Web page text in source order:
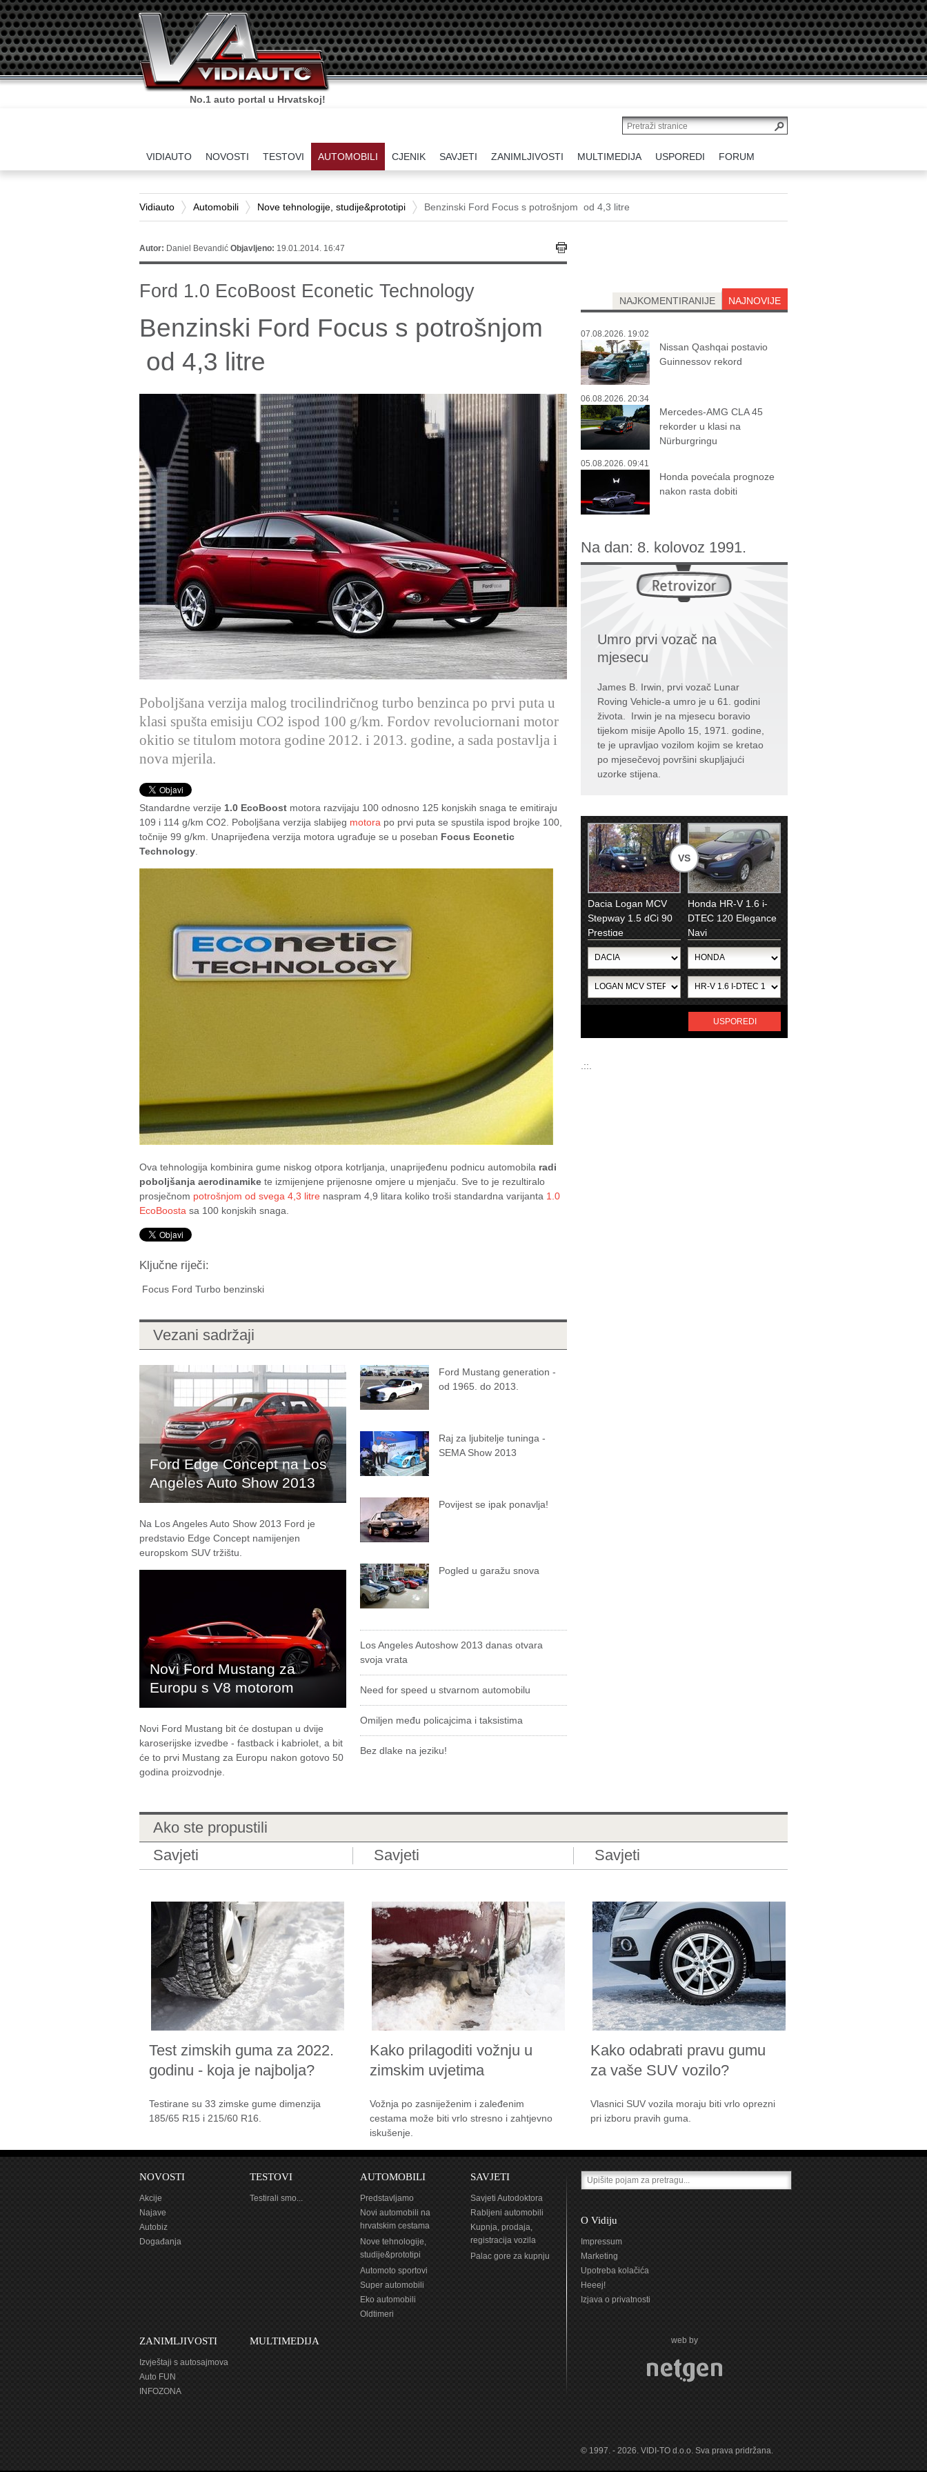
No.1 auto portal u Hrvatskoj!
VIDIAUTO NOVOSTI TESTOVI AUTOMOBILI CJENIK SAVJETI ZANIMLJIVOSTI MULTIMEDIJA USPOREDI FORUM
Vidiauto Automobili Nove tehnologije, studije&prototipi Benzinski Ford Focus s potrošnjom od 4,3 litre
Autor: Daniel Bevandić Objavljeno: 19.01.2014. 16:47
Ford 1.0 EcoBoost Econetic Technology
Benzinski Ford Focus s potrošnjom
od 4,3 litre
Poboljšana verzija malog trocilindričnog turbo benzinca po prvi puta u
klasi spušta emisiju CO2 ispod 100 g/km. Fordov revoluciornani motor
okitio se titulom motora godine 2012. i 2013. godine, a sada postavlja i
nova mjerila.
Standardne verzije 1.0 EcoBoost motora razvijaju 100 odnosno 125 konjskih snaga te emitiraju
109 i 114 g/km CO2. Poboljšana verzija slabijeg motora po prvi puta se spustila ispod brojke 100,
točnije 99 g/km. Unaprijeđena verzija motora ugrađuje se u poseban Focus Econetic
Technology
Ova tehnologija kombinira gume niskog otpora kotrljanja, unaprijeđenu podnicu automobila radi
poboljšanja aerodinamike te izmijenjene prijenosne omjere u mjenjaču. Sve to je rezultiralo
prosječnom potrošnjom od svega 4,3 litre naspram 4,9 litara koliko troši standardna varijanta 1.0
EcoBoosta sa 100 konjskih snaga.
Ključne riječi:
Focus Ford Turbo benzinski
Vezani sadržaji
Ford Edge Concept na Los
Angeles Auto Show 2013
Na Los Angeles Auto Show 2013 Ford je
predstavio Edge Concept namijenjen
europskom SUV tržištu.
Novi Ford Mustang za
Europu s V8 motorom
Novi Ford Mustang bit će dostupan u dvije
karoserijske izvedbe - fastback i kabriolet, a bit
će to prvi Mustang za Europu nakon gotovo 50
godina proizvodnje.
Ford Mustang generation -
od 1965. do 2013.
Raj za ljubitelje tuninga -
SEMA Show 2013
Povijest se ipak ponavlja!
Pogled u garažu snova
Los Angeles Autoshow 2013 danas otvara
svoja vrata
Need for speed u stvarnom automobilu
Omiljen među policajcima i taksistima
Bez dlake na jeziku!
NAJNOVIJE
NAJKOMENTIRANIJE
07.08.2026. 19:02
Nissan Qashqai postavio
Guinnessov rekord
06.08.2026. 20:34
Mercedes-AMG CLA 45
rekorder u klasi na
Nürburgringu
05.08.2026. 09:41
Honda povećala prognoze
nakon rasta dobiti
Na dan: 8. kolovoz 1991.
Umro prvi vozač na
mjesecu
James B. Irwin, prvi vozač Lunar
Roving Vehicle-a umro je u 61. godini
života. Irwin je na mjesecu boravio
tijekom misije Apollo 15, 1971. godine,
te je upravljao vozilom kojim se kretao
po mjesečevoj površini skupljajući
uzorke stijena.
VS
Dacia Logan MCV
Stepway 1.5 dCi 90
Prestige
Honda HR-V 1.6 i-
DTEC 120 Elegance
Navi
USPOREDI
.::.
Ako ste propustili
Savjeti
Savjeti Savjeti
Test zimskih guma za 2022.
godinu - koja je najbolja?
Testirane su 33 zimske gume dimenzija
185/65 R15 i 215/60 R16.
Kako prilagoditi vožnju u
zimskim uvjetima
Vožnja po zasniježenim i zaleđenim
cestama može biti vrlo stresno i zahtjevno
iskušenje.
Kako odabrati pravu gumu
za vaše SUV vozilo?
Vlasnici SUV vozila moraju biti vrlo oprezni
pri izboru pravih guma.
NOVOSTI
Akcije
Najave
Autobiz
Događanja
TESTOVI
Testirali smo...
AUTOMOBILI
Predstavljamo
Novi automobili na
hrvatskim cestama
Nove tehnologije,
studije&prototipi
Automoto sportovi
Super automobili
Eko automobili
Oldtimeri
SAVJETI
Savjeti Autodoktora
Rabljeni automobili
Kupnja, prodaja,
registracija vozila
Palac gore za kupnju
ZANIMLJIVOSTI
Izvještaji s autosajmova
Auto FUN
INFOZONA
MULTIMEDIJA
O Vidiju
Impressum
Marketing
Upotreba kolačića
Heeej!
Izjava o privatnosti
web by
© 1997. - 2026. VIDI-TO d.o.o. Sva prava pridržana.